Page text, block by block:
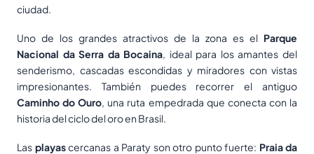
ciudad.
Uno de los grandes atractivos de la zona es el Parque
Nacional da Serra da Bocaina, ideal para los amantes del
senderismo, cascadas escondidas y miradores con vistas
impresionantes. También puedes recorrer el antiguo
Caminho do Ouro, una ruta empedrada que conecta con la
historia del ciclo del oro en Brasil.
Las playascercanas a Paraty son otro punto fuerte: Praia da